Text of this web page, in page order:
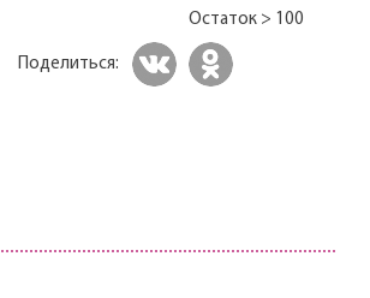
Остаток > 100
Поделиться: